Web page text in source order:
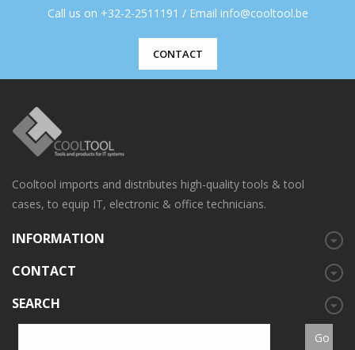
Call us on +32-2-2511191 / Email info@cooltool.be
CONTACT
Cooltool imports and distributes high-quality tools & tool
cases, to equip IT, electronic & office technicians.
INFORMATION
CONTACT
SEARCH